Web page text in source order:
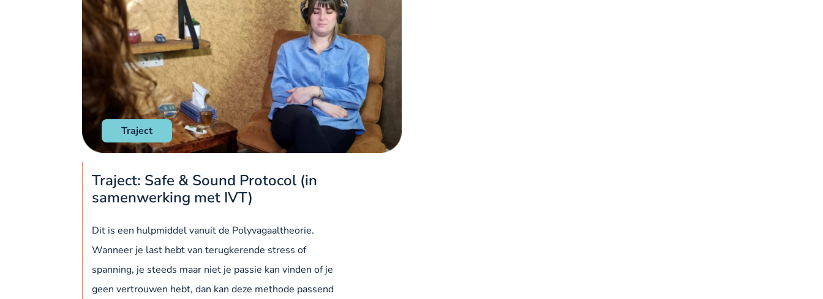
Traject
Traject: Safe & Sound Protocol (in
samenwerking met IVT)
Dit is een hulpmiddel vanuit de Polyvagaaltheorie.
Wanneer je last hebt van terugkerende stress of
spanning, je steeds maar niet je passie kan vinden of je
geen vertrouwen hebt, dan kan deze methode passend